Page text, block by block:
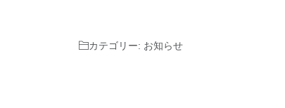
カテゴリー: お知らせ